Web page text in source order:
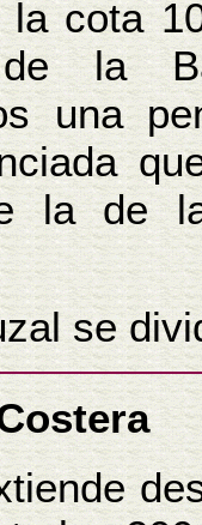
la cota
la
una
la de
se